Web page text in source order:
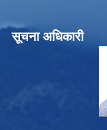
सूचना अधिकारी